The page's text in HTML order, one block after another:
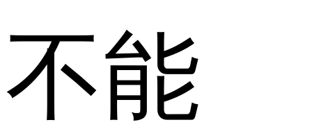
不能